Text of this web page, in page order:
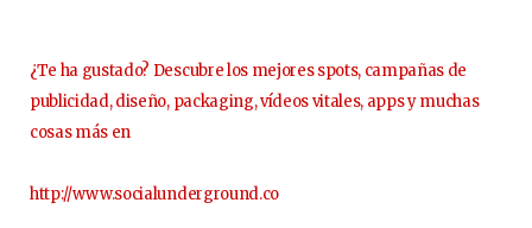
¿Te ha gustado? Descubre los mejores spots, campañas de
publicidad, diseño, packaging, vídeos vitales, apps y muchas
cosas más en
http://www.socialunderground.co